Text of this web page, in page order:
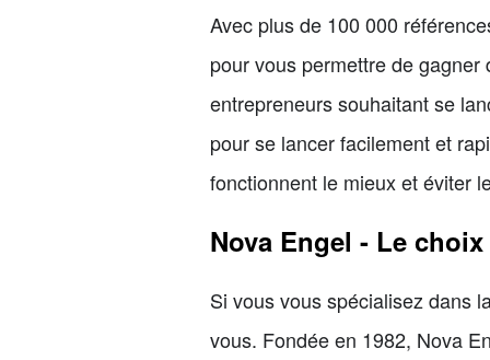
Avec plus de 100 000
pour vous permettre de
entrepreneurs souhaitant se
pour se lancer facilement et
fonctionnent le mieux et éviter
Nova Engel - Le
Si vous vous spécialisez dans
vous. Fondée en 1982, Nova